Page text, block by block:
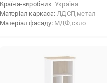
Країна-виробник Україна
Матеріал каркаса ЛДСП,метал
Матеріал фасаду МДФ,скло